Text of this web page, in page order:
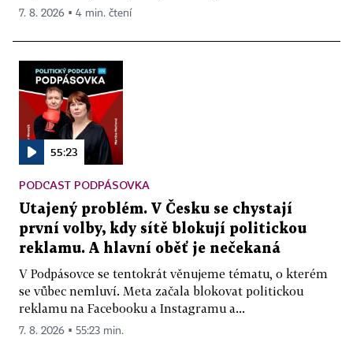
7. 8. 2026 ▪ 4 min. čtení
55:23
PODCAST PODPÁSOVKA
Utajený problém. V Česku se chystají
první volby, kdy sítě blokují politickou
reklamu. A hlavní oběť je nečekaná
V Podpásovce se tentokrát věnujeme tématu, o kterém
se vůbec nemluví. Meta začala blokovat politickou
reklamu na Facebooku a Instagramu a...
7. 8. 2026 ▪ 55:23 min.